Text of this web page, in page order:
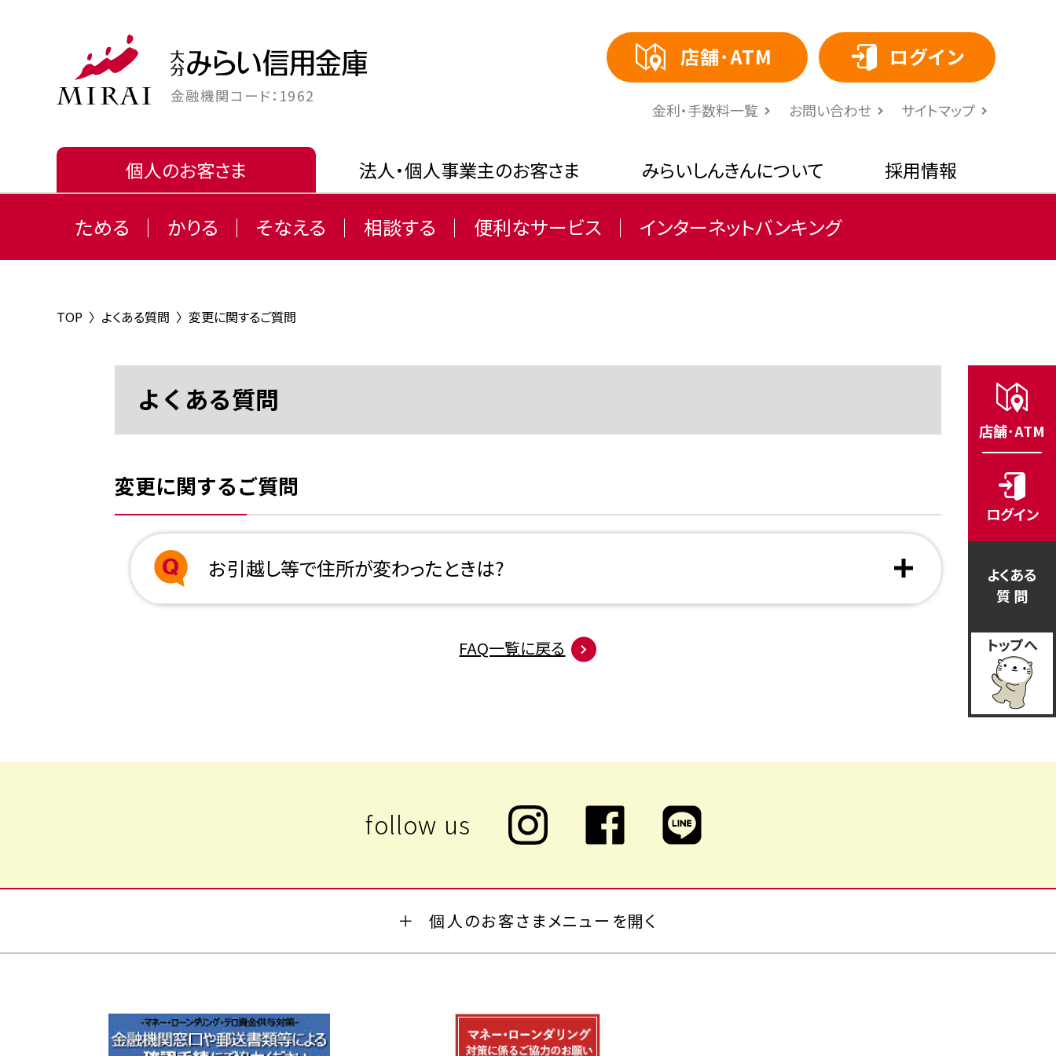
金融機関コード：1962
個人のお客さま
ためる かりる そなえる 相談する 便利なサービス インターネットバンキング
法人・個人事業主のお客さま みらいしんきんについて 採用情報
店舗･ATM ログイン
⾦利・⼿数料⼀覧 お問い合わせ サイトマップ
TOP 〉 よくある質問 〉 変更に関するご質問
よくある質問
変更に関するご質問
お引越し等で住所が変わったときは?
FAQ一覧に戻る
店舗･ATM
ログイン
よくある
質 問
トップへ
個人のお客さまメニューを開く